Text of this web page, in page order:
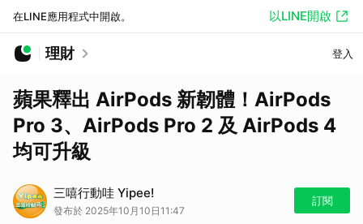
在LINE應用程式中開啟。 以LINE開啟
理財 登入
蘋果釋出 AirPods 新韌體！AirPods
Pro 3、AirPods Pro 2 及 AirPods 4
均可升級
三嘻行動哇 Yipee!
發布於 2025年10月10日11:47
訂閱